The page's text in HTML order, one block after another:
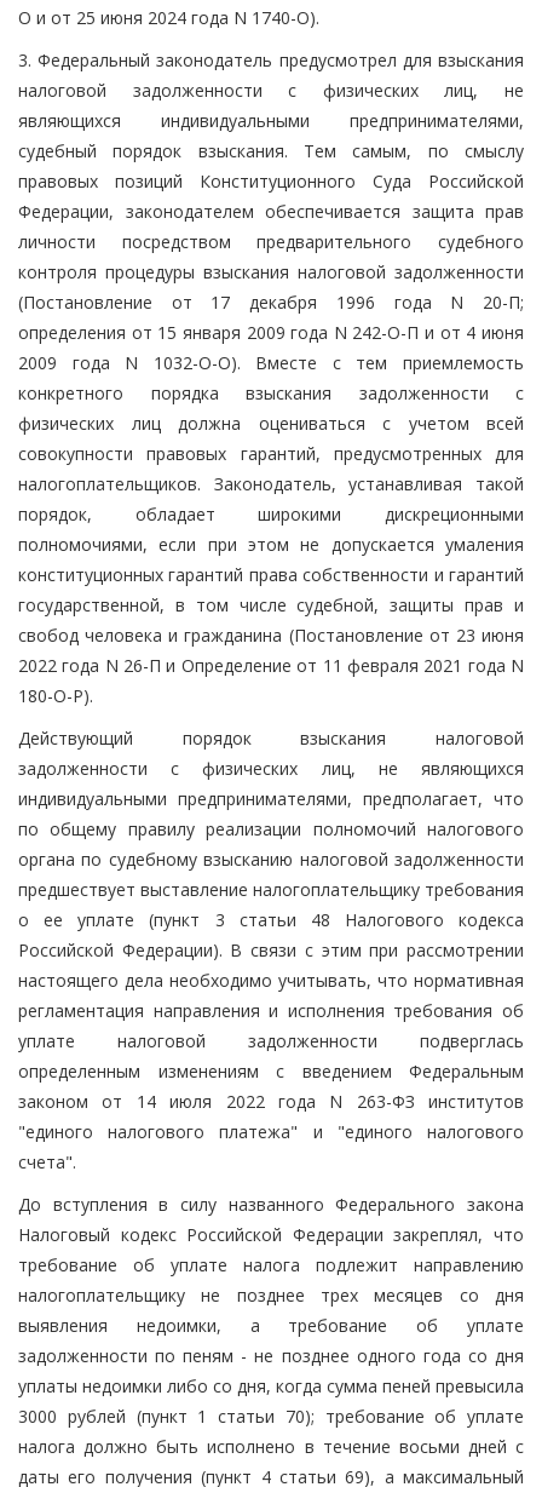
О и от 25 июня 2024 года N 1740-О).
3. Федеральный законодатель предусмотрел для взыскания
налоговой задолженности с физических лиц, не
являющихся индивидуальными предпринимателями,
судебный порядок взыскания. Тем самым, по смыслу
правовых позиций Конституционного Суда Российской
Федерации, законодателем обеспечивается защита прав
личности посредством предварительного судебного
контроля процедуры взыскания налоговой задолженности
(Постановление от 17 декабря 1996 года N 20-П;
определения от 15 января 2009 года N 242-О-П и от 4 июня
2009 года N 1032-О-О). Вместе с тем приемлемость
конкретного порядка взыскания задолженности с
физических лиц должна оцениваться с учетом всей
совокупности правовых гарантий, предусмотренных для
налогоплательщиков. Законодатель, устанавливая такой
порядок, обладает широкими дискреционными
полномочиями, если при этом не допускается умаления
конституционных гарантий права собственности и гарантий
государственной, в том числе судебной, защиты прав и
свобод человека и гражданина (Постановление от 23 июня
2022 года N 26-П и Определение от 11 февраля 2021 года N
180-О-Р).
Действующий порядок взыскания налоговой
задолженности с физических лиц, не являющихся
индивидуальными предпринимателями, предполагает, что
по общему правилу реализации полномочий налогового
органа по судебному взысканию налоговой задолженности
предшествует выставление налогоплательщику требования
о ее уплате (пункт 3 статьи 48 Налогового кодекса
Российской Федерации). В связи с этим при рассмотрении
настоящего дела необходимо учитывать, что нормативная
регламентация направления и исполнения требования об
уплате налоговой задолженности подверглась
определенным изменениям с введением Федеральным
законом от 14 июля 2022 года N 263-ФЗ институтов
"единого налогового платежа" и "единого налогового
счета".
До вступления в силу названного Федерального закона
Налоговый кодекс Российской Федерации закреплял, что
требование об уплате налога подлежит направлению
налогоплательщику не позднее трех месяцев со дня
выявления недоимки, а требование об уплате
задолженности по пеням - не позднее одного года со дня
уплаты недоимки либо со дня, когда сумма пеней превысила
3000 рублей (пункт 1 статьи 70); требование об уплате
налога должно быть исполнено в течение восьми дней с
даты его получения (пункт 4 статьи 69), а максимальный